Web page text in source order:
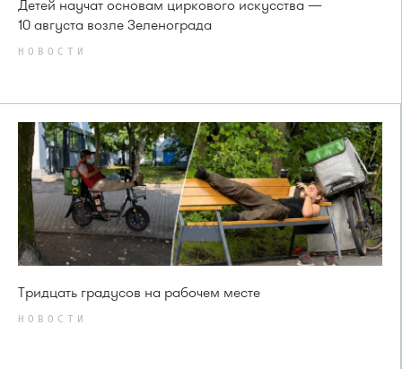
Детей научат основам циркового искусства —
10 августа возле Зеленограда
НОВОСТИ
Тридцать градусов на рабочем месте
НОВОСТИ